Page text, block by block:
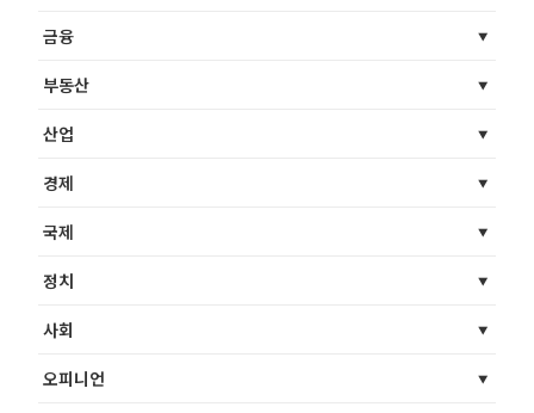
금융
부동산
산업
경제
국제
정치
사회
오피니언